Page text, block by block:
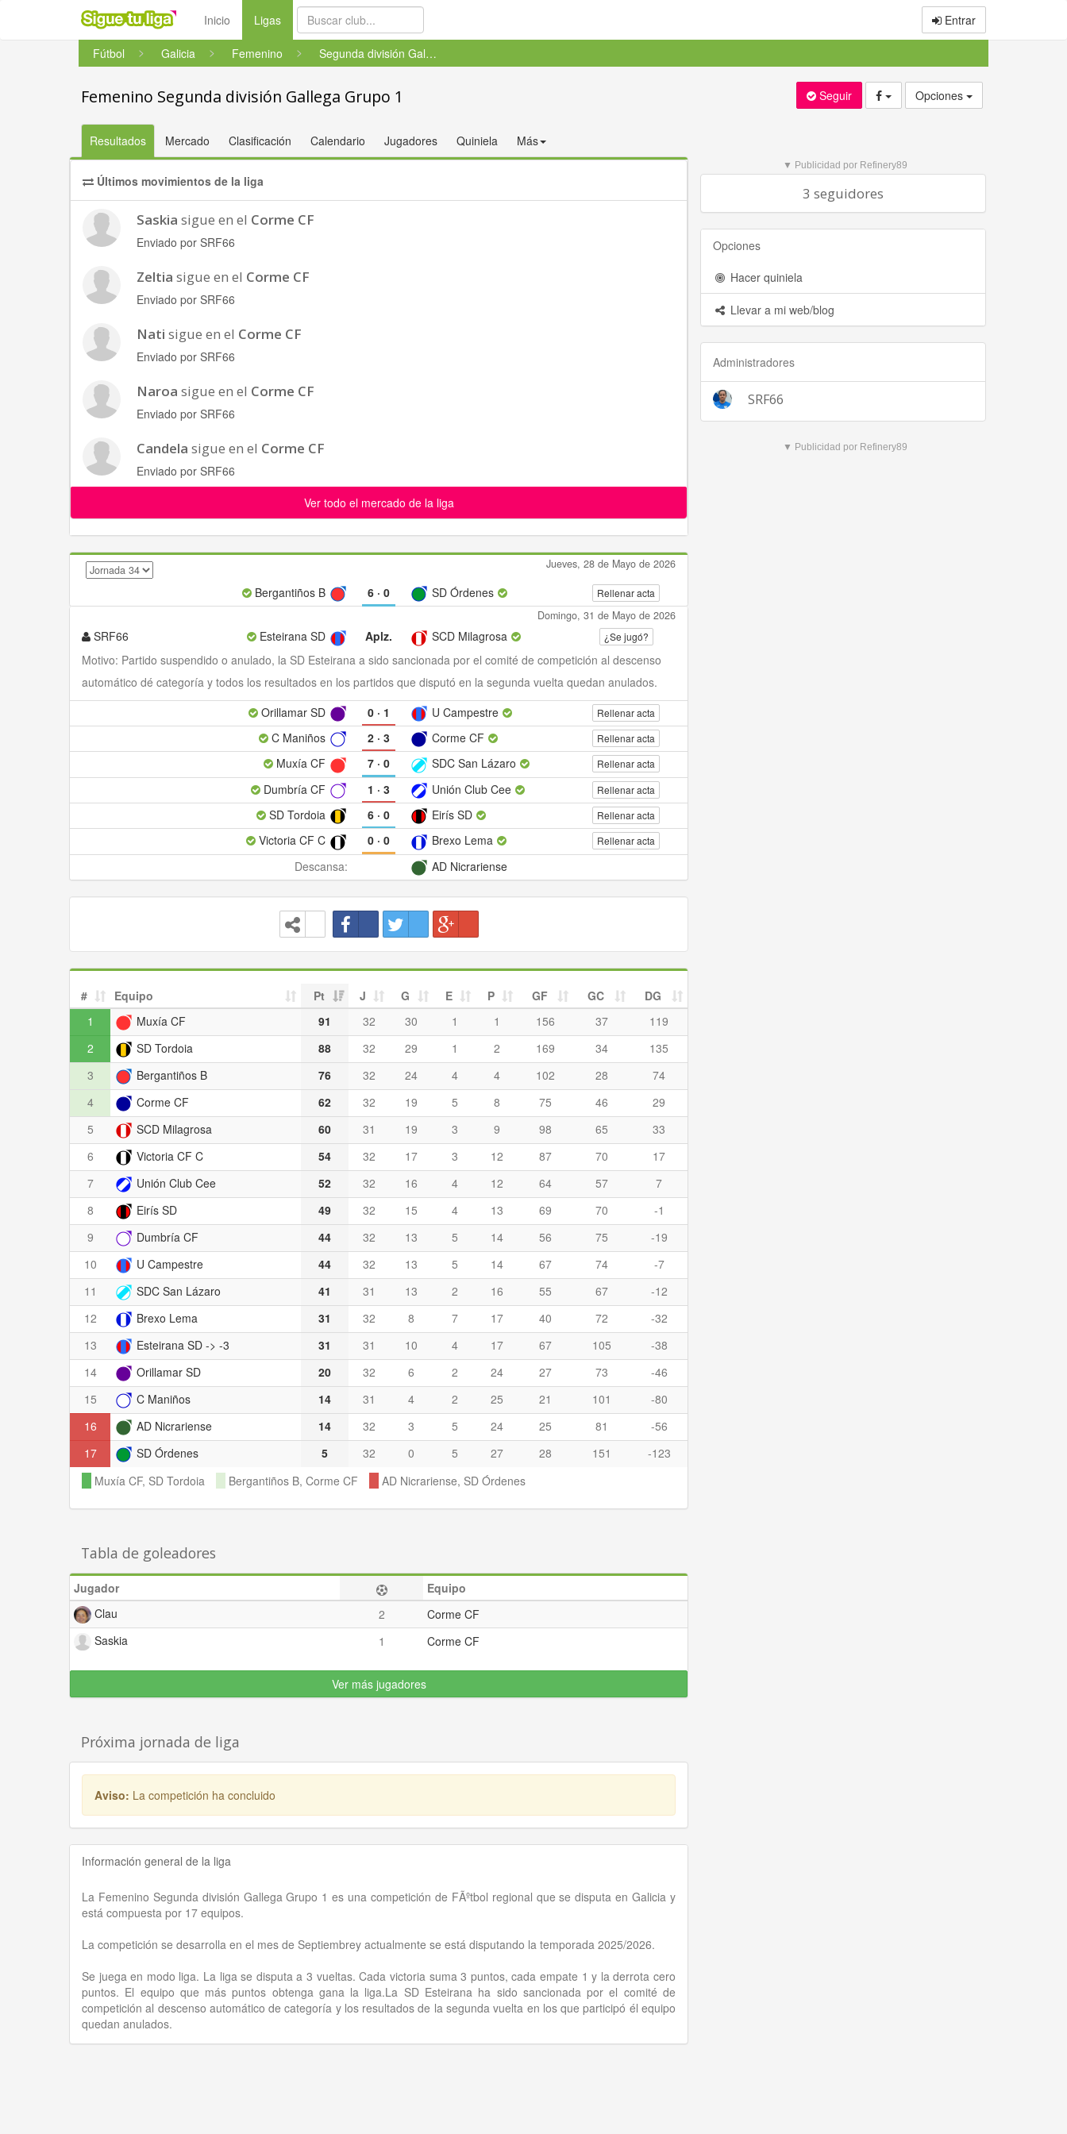
Inicio Ligas(current) Entrar
Fútbol Galicia Femenino Segunda división Gallega Grup...
Femenino Segunda división Gallega Grupo 1 Seguir Opciones
Resultados Mercado Clasificación Calendario Jugadores Quiniela Más
Últimos movimientos de la liga
Saskia sigue en el Corme CF
Enviado por SRF66
Zeltia sigue en el Corme CF
Enviado por SRF66
Nati sigue en el Corme CF
Enviado por SRF66
Naroa sigue en el Corme CF
Enviado por SRF66
Candela sigue en el Corme CF
Enviado por SRF66
Ver todo el mercado de la liga
Jueves, 28 de Mayo de 2026
Bergantiños B 6· 0 SD Órdenes Rellenar acta
Domingo, 31 de Mayo de 2026
SRF66 Esteirana SD Aplz. SCD Milagrosa ¿Se jugó?
Motivo: Partido suspendido o anulado, la SD Esteirana a sido sancionada por el comité de competición al descenso
automático dé categoría y todos los resultados en los partidos que disputó en la segunda vuelta quedan anulados.
Orillamar SD
0· 1 U Campestre Rellenar acta
C Maniños 2· 3 Corme CF Rellenar acta
Muxía CF 7· 0 SDC San Lázaro Rellenar acta
Dumbría CF 1 · 3 Unión Club Cee Rellenar acta
SD Tordoia 6· 0 Eirís SD Rellenar acta
Victoria CF C 0· 0 Brexo Lema Rellenar acta
Descansa: AD Nicrariense
# Equipo Pt J G E P GF GC
DG
1
Muxía CF 91 32 30 1 1 156 37
119
2
SD Tordoia 88 32 29 1 2 169 34
135
3
Bergantiños B 76 32 24 4 4 102 28
74
4
Corme CF 62 32 19 5 8 75 46
29
5
SCD Milagrosa 60 31 19 3 9 98 65
33
6
Victoria CF C 54 32 17 3 12 87 70
17
7
Unión Club Cee 52 32 16 4 12 64 57
7
8
Eirís SD 49 32 15 4 13 69 70
-1
9
Dumbría CF 44 32 13 5 14 56 75
-19
10
U Campestre 44 32 13 5 14 67 74
-7
11
SDC San Lázaro 41 31 13 2 16 55 67
-12
12
Brexo Lema 31 32 8 7 17 40 72
-32
13
Esteirana SD -> -3 31 31 10 4 17 67 105
-38
14
Orillamar SD 20 32 6 2 24 27 73
-46
15
C Maniños 14 31 4 2 25 21 101
-80
16
AD Nicrariense 14 32 3 5 24 25 81
-56
17
SD Órdenes 5 32 0 5 27 28 151
-123
Muxía CF, SD Tordoia
Bergantiños B, Corme CF AD Nicrariense, SD Órdenes
Tabla de goleadores
Jugador
Equipo
Clau
2
Corme CF
Saskia
1 Corme CF
Ver más jugadores
Próxima jornada de liga
Aviso: La competición ha concluido
Información general de la liga
La Femenino Segunda división Gallega Grupo 1 es una competición de FÃºtbol regional que se disputa en Galicia y
está compuesta por 17 equipos.
La competición se desarrolla en el mes de Septiembrey actualmente se está disputando la temporada 2025/2026.
Se juega en modo liga. La liga se disputa a 3 vueltas. Cada victoria suma 3 puntos, cada empate 1 y la derrota cero
puntos. El equipo que más puntos obtenga gana la liga.La SD Esteirana ha sido sancionada por el comité de
competición al descenso automático de categoría y los resultados de la segunda vuelta en los que participó él equipo
quedan anulados.
▼ Publicidad por Refinery89
3 seguidores
Opciones
Hacer quiniela
Llevar a mi web/blog
Administradores
SRF66
▼ Publicidad por Refinery89